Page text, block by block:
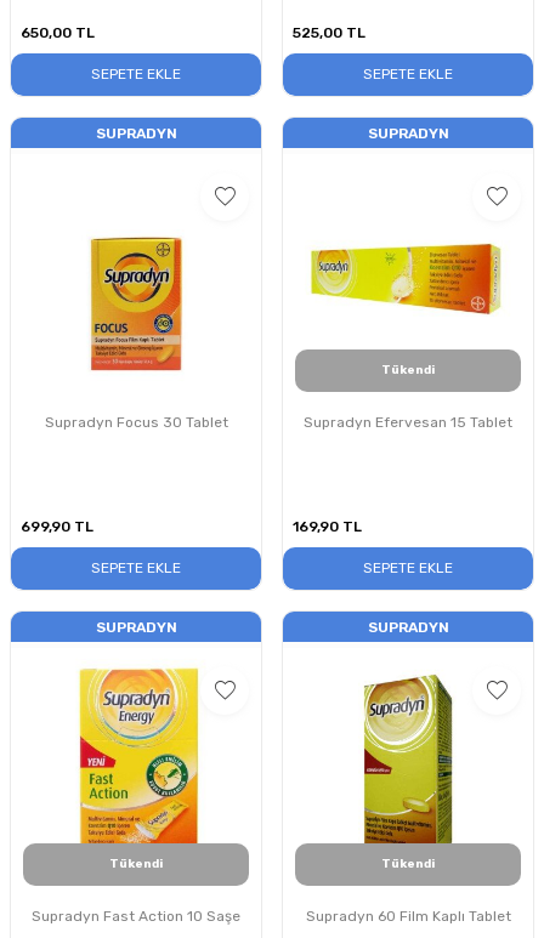
650,00 TL
SEPETE EKLE
525,00 TL
SEPETE EKLE
SUPRADYN
Supradyn Focus 30 Tablet
699,90 TL
SEPETE EKLE
SUPRADYN
Tükendi
Supradyn Efervesan 15 Tablet
169,90 TL
SEPETE EKLE
SUPRADYN
Tükendi
Supradyn Fast Action 10 Saşe
SUPRADYN
Tükendi
Supradyn 60 Film Kaplı Tablet